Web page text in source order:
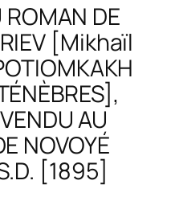
ROMAN DE
[Mikhaïl
AU
NOVOYÉ
[1895]